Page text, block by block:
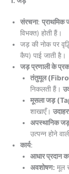
संरचना: प्राथमिक
विभक्त) होती हैं।
जड़ की नोक पर
कैप) पाई जाती है।
जड़ प्रणाली के
तंतुमूल
निकलती हैं।
मूसला जड़
शाखाएँ।
अपस्थानिक
उत्पन्न होने
कार्य:
आधार प्रदान
अवशोषण: मूल